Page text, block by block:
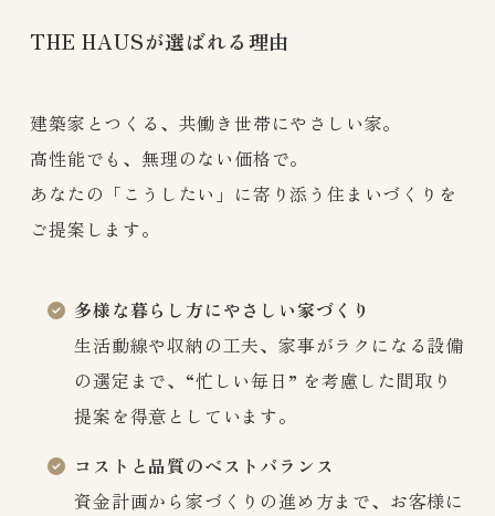
THE HAUSが選ばれる理由
建築家とつくる、共働き世帯にやさしい家。
高性能でも、無理のない価格で。
あなたの「こうしたい」に寄り添う住まいづくりを
ご提案します。
多様な暮らし方にやさしい家づくり
生活動線や収納の工夫、家事がラクになる設備
の選定まで、“忙しい毎日” を考慮した間取り
提案を得意としています。
コストと品質のベストバランス
資金計画から家づくりの進め方まで、お客様に